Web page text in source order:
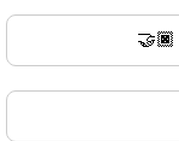
🤝🏿